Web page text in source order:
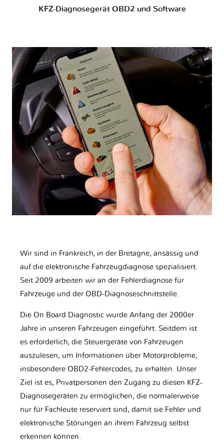
KFZ-Diagnosegerät OBD2 und Software
Wir sind in Frankreich, in der Bretagne, ansässig und
auf die elektronische Fahrzeugdiagnose spezialisiert.
Seit 2009 arbeiten wir an der Fehlerdiagnose für
Fahrzeuge und der OBD-Diagnoseschnittstelle.
Die On Board Diagnostic wurde Anfang der 2000er
Jahre in unseren Fahrzeugen eingeführt. Seitdem ist
es erforderlich, die Steuergeräte von Fahrzeugen
auszulesen, um Informationen über Motorprobleme,
insbesondere OBD2-Fehlercodes, zu erhalten. Unser
Ziel ist es, Privatpersonen den Zugang zu diesen KFZ-
Diagnosegeräten zu ermöglichen, die normalerweise
nur für Fachleute reserviert sind, damit sie Fehler und
elektronische Störungen an ihrem Fahrzeug selbst
erkennen können.